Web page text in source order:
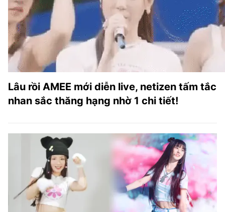
Lâu rồi AMEE mới diễn live, netizen tấm tắc
nhan sắc thăng hạng nhờ 1 chi tiết!